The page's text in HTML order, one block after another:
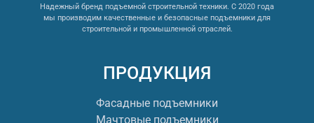
Надежный бренд подъемной строительной техники. С 2020 года
мы производим качественные и безопасные подъемники для
строительной и промышленной отраслей.
ПРОДУКЦИЯ
Фасадные подъемники
Мачтовые подъемники